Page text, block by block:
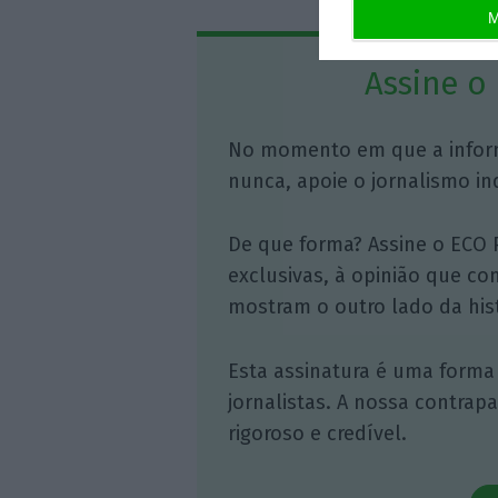
Assine o
No momento em que a
nunca, apoie o jornalismo
De que forma? Assine o
exclusivas, à opinião que
mostram o outro lado da
Esta assinatura é uma
jornalistas. A nossa
rigoroso e credível.